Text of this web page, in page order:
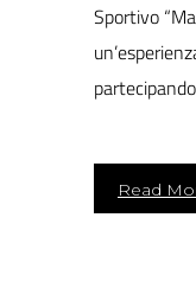
Sportivo
Read